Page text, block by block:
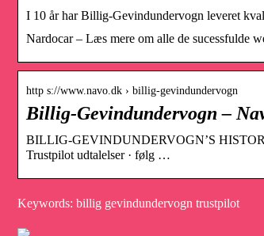
I 10 år har Billig-Gevindundervogn leveret
Nardocar – Læs mere om alle de sucessfulde
http s://www.navo.dk › billig-gevindundervogn
Billig-Gevindundervogn –
BILLIG-GEVINDUNDERVOGN’S
Trustpilot udtalelser · følg …
Keywords: billig gevindundervogn trustpilot